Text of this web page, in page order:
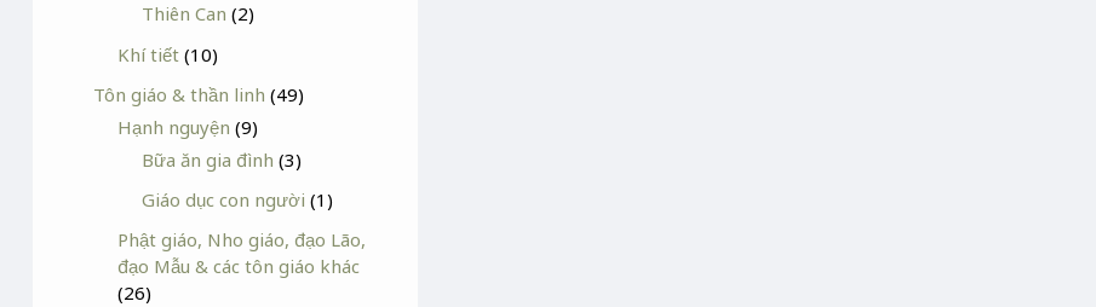
Thiên Can (2)
Khí tiết (10)
Tôn giáo & thần linh (49)
Hạnh nguyện (9)
Bữa ăn gia đình (3)
Giáo dục con người (1)
Phật giáo, Nho giáo, đạo Lão,
đạo Mẫu & các tôn giáo khác
(26)